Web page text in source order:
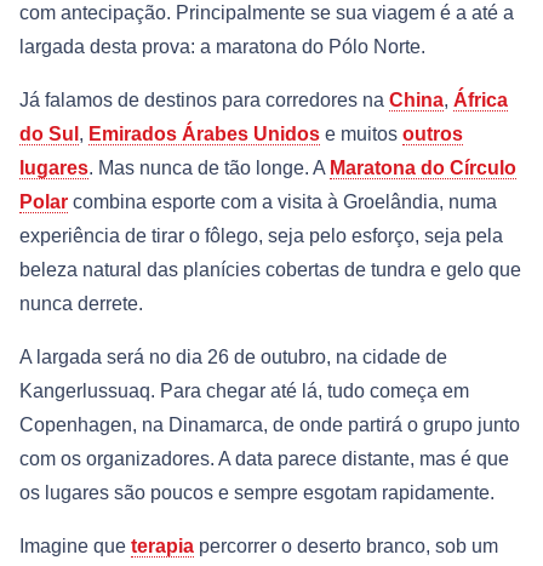
com antecipação. Principalmente se sua viagem é a até a
largada desta prova: a maratona do Pólo Norte.
Já falamos de destinos para corredores na China, África
do Sul , Emirados Árabes Unidos e muitos outros
lugares. Mas nunca de tão longe. A Maratona do Círculo
Polar combina esporte com a visita à Groelândia, numa
experiência de tirar o fôlego, seja pelo esforço, seja pela
beleza natural das planícies cobertas de tundra e gelo que
nunca derrete.
A largada será no dia 26 de outubro, na cidade de
Kangerlussuaq. Para chegar até lá, tudo começa em
Copenhagen, na Dinamarca, de onde partirá o grupo junto
com os organizadores. A data parece distante, mas é que
os lugares são poucos e sempre esgotam rapidamente.
Imagine que terapia percorrer o deserto branco, sob um